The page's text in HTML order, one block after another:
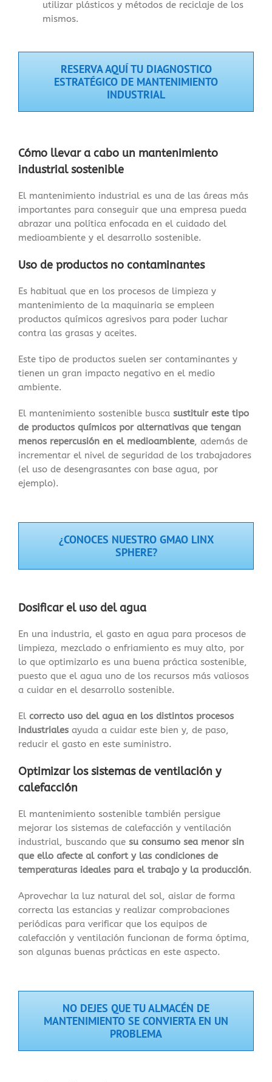
utilizar plásticos y métodos de reciclaje de los
mismos.
RESERVA AQUÍ TU DIAGNOSTICO
ESTRATÉGICO DE MANTENIMIENTO
INDUSTRIAL
Cómo llevar a cabo un mantenimiento
industrial sostenible
El mantenimiento industrial es una de las áreas más
importantes para conseguir que una empresa pueda
abrazar una política enfocada en el cuidado del
medioambiente y el desarrollo sostenible.
Uso de productos no contaminantes
Es habitual que en los procesos de limpieza y
mantenimiento de la maquinaria se empleen
productos químicos agresivos para poder luchar
contra las grasas y aceites.
Este tipo de productos suelen ser contaminantes y
tienen un gran impacto negativo en el medio
ambiente.
El mantenimiento sostenible busca sustituir este tipo
de productos químicos por alternativas que tengan
menos repercusión en el medioambiente, además de
incrementar el nivel de seguridad de los trabajadores
(el uso de desengrasantes con base agua, por
ejemplo).
¿CONOCES NUESTRO GMAO LINX
SPHERE?
Dosificar el uso del agua
En una industria, el gasto en agua para procesos de
limpieza, mezclado o enfriamiento es muy alto, por
lo que optimizarlo es una buena práctica sostenible,
puesto que el agua uno de los recursos más valiosos
a cuidar en el desarrollo sostenible.
El correcto uso del agua en los distintos procesos
industriales ayuda a cuidar este bien y, de paso,
reducir el gasto en este suministro.
Optimizar los sistemas de ventilación y
calefacción
El mantenimiento sostenible también persigue
mejorar los sistemas de calefacción y ventilación
industrial, buscando que su consumo sea menor sin
que ello afecte al confort y las condiciones de
temperaturas ideales para el trabajo y la producción.
Aprovechar la luz natural del sol, aislar de forma
correcta las estancias y realizar comprobaciones
periódicas para verificar que los equipos de
calefacción y ventilación funcionan de forma óptima,
son algunas buenas prácticas en este aspecto.
NO DEJES QUE TU ALMACÉN DE
MANTENIMIENTO SE CONVIERTA EN UN
PROBLEMA